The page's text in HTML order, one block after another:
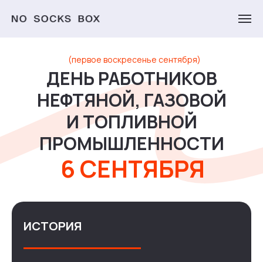
6 СЕНТЯБРЯ
ДЕНЬ РАБОТНИКОВ
НЕФТЯНОЙ, ГАЗОВОЙ
И ТОПЛИВНОЙ
ПРОМЫШЛЕННОСТИ
(первое воскресенье сентября)
ИСТОРИЯ